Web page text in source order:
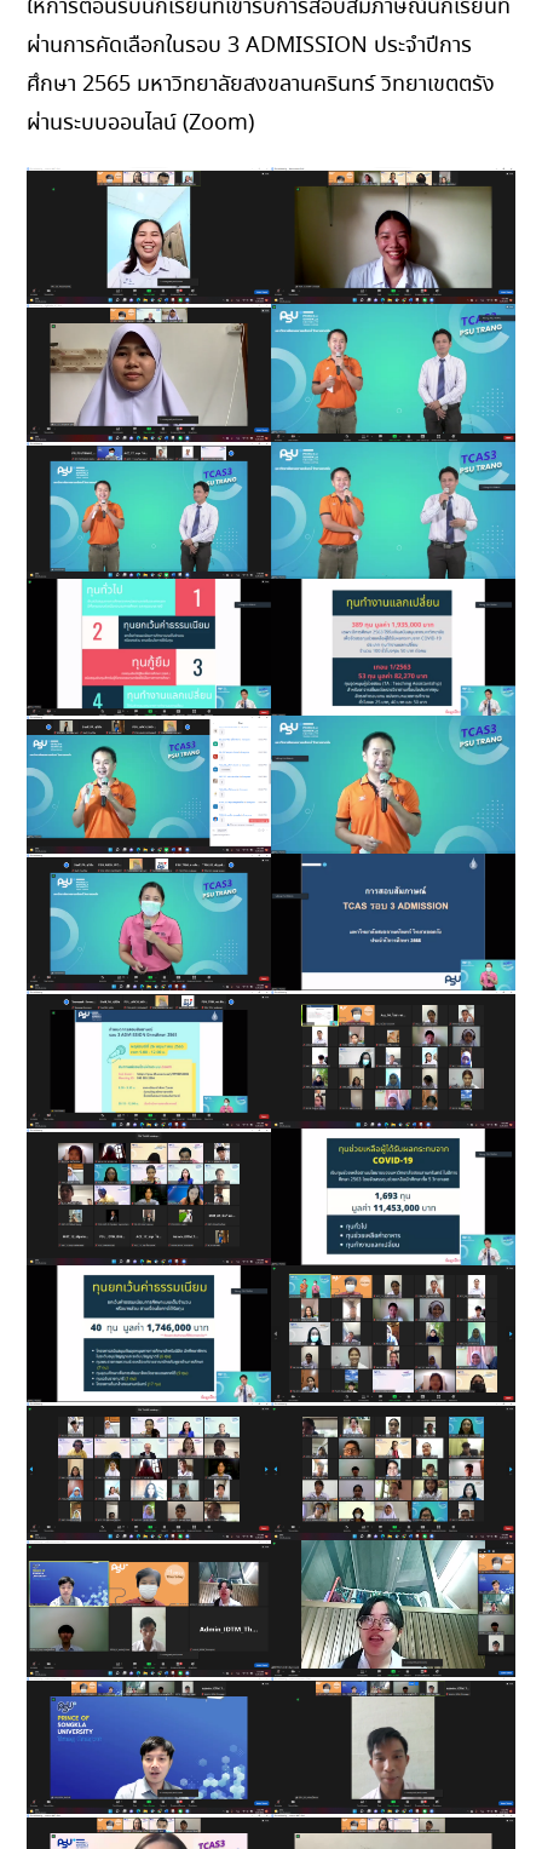
ให้การต้อนรับนักเรียนที่เข้ารับการสอบสัมภาษณ์นักเรียนที่
ผ่านการคัดเลือกในรอบ 3 ADMISSION ประจำปีการ
ศึกษา 2565 มหาวิทยาลัยสงขลานครินทร์ วิทยาเขตตรัง
ผ่านระบบออนไลน์ (Zoom)